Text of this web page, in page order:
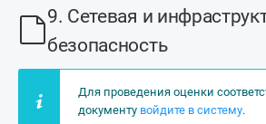
9. Сетевая и
безопасность
Для проведения оценки
документу войдите в систему.